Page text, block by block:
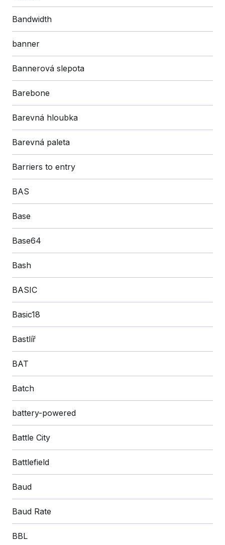
Bandwidth
banner
Bannerová slepota
Barebone
Barevná hloubka
Barevná paleta
Barriers to entry
BAS
Base
Base64
Bash
BASIC
Basic18
Bastlíř
BAT
Batch
battery-powered
Battle City
Battlefield
Baud
Baud Rate
BBL